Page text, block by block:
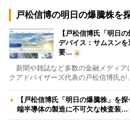
戸松信博の明日の爆騰株を
【戸松信博氏「明日
デバイス：サムスン
要…
新聞や雑誌など多数の金融メディア
クアドバイザーズ代表の戸松信博氏が
【戸松信博氏「明日の爆騰株」を
端半導体の製造に不可欠な検査装…